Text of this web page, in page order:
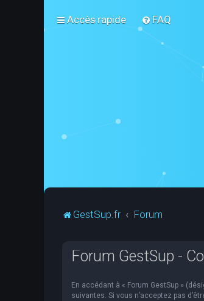
Accès rapide FAQ
GestSup.fr Forum
Forum GestSup -
En accédant à « Forum GestSup »
suivantes. Si vous n’acceptez pas